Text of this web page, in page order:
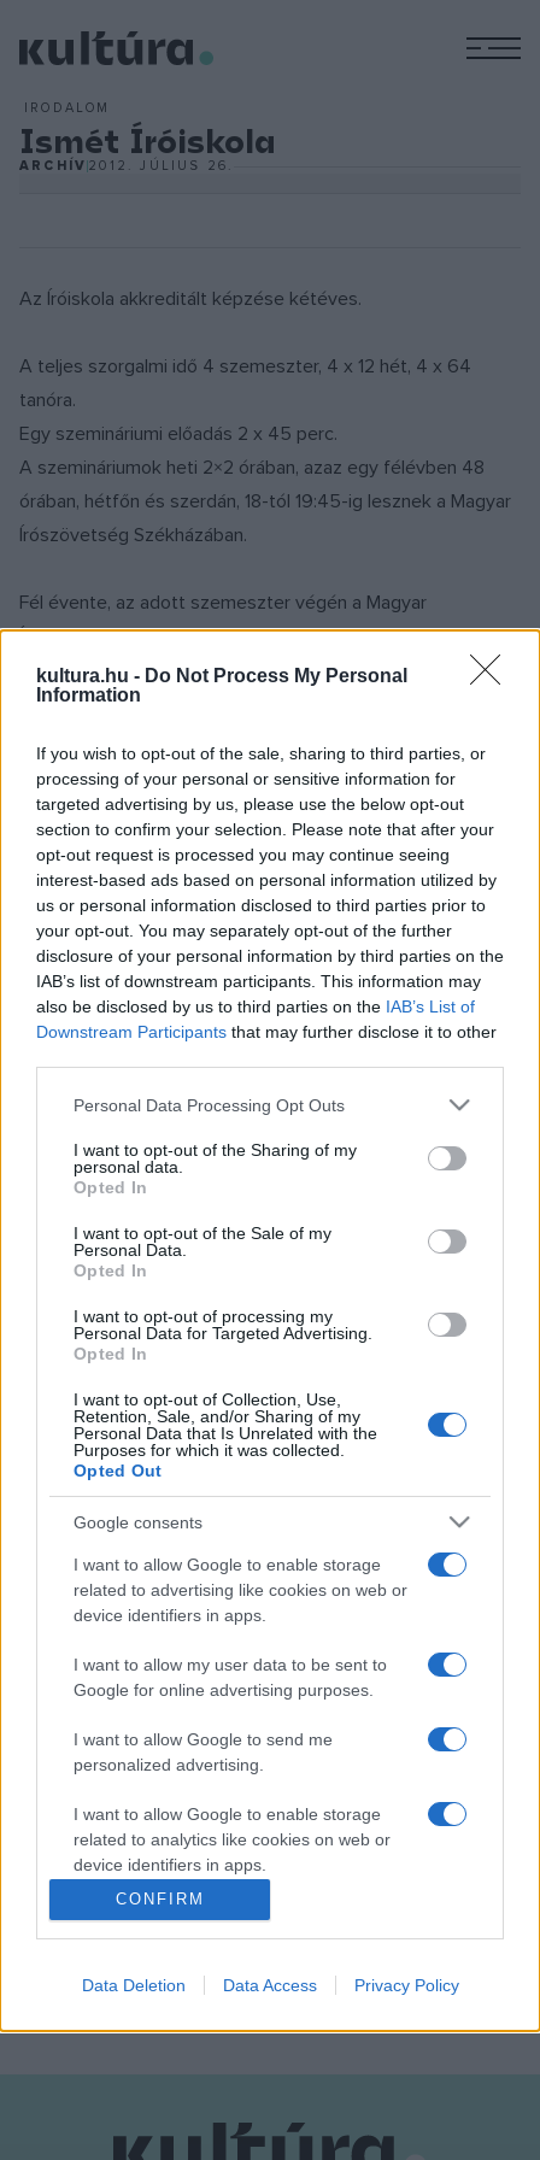
kultura.hu - Do Not Process My Personal
Information
If you wish to opt-out of the sale, sharing to third parties, or
processing of your personal or sensitive information for
targeted advertising by us, please use the below opt-out
section to confirm your selection. Please note that after your
opt-out request is processed you may continue seeing
interest-based ads based on personal information utilized by
us or personal information disclosed to third parties prior to
your opt-out. You may separately opt-out of the further
disclosure of your personal information by third parties on the
IAB’s list of downstream participants. This information may
also be disclosed by us to third parties on the IAB’s List of
Downstream Participants that may further disclose it to other
Please note that this website/app uses one or more Google
not limited to your visit or usage behaviour. You may click to
grant or deny consent to Google and its third-party tags to
use your data for below specified purposes in below Google
consent section.
Personal Data Processing Opt Outs
I want to opt-out of the Sharing of my
personal data.
Opted In
I want to opt-out of the Sale of my
Personal Data.
Opted In
I want to opt-out of processing my
Personal Data for Targeted Advertising.
Opted In
I want to opt-out of Collection, Use,
Retention, Sale, and/or Sharing of my
Personal Data that Is Unrelated with the
Purposes for which it was collected.
Opted Out
Google consents
I want to allow Google to enable storage
related to advertising like cookies on web or
device identifiers in apps.
I want to allow my user data to be sent to
Google for online advertising purposes.
I want to allow Google to send me
personalized advertising.
I want to allow Google to enable storage
related to analytics like cookies on web or
device identifiers in apps.
I want to allow Google to enable storage
related to functionality of the website or app.
I want to allow Google to enable storage
user protection.
CONFIRM
Data Deletion Data Access Privacy Policy
IRODALOM
Ismét Íróiskola
ARCHÍV2012. JÚLIUS 26.
Az Íróiskola akkreditált képzése kétéves.
A teljes szorgalmi idő 4 szemeszter, 4 x 12 hét, 4 x 64
tanóra.
Egy szemináriumi előadás 2 x 45 perc.
A szemináriumok heti 2×2 órában, azaz egy félévben 48
órában, hétfőn és szerdán, 18-tól 19:45-ig lesznek a Magyar
Írószövetség Székházában.
Fél évente, az adott szemeszter végén a Magyar
Írószövetség lehetőséget biztosít arra, hogy diákjaik
felolvasó est keretében bemutatkozhassanak közönség
előtt is a szervezet székházának klubtermében.
A képzés két szakon indul. Szépírói szakon az
írásgyakorlatotMezey Katalinheti 2 órában, az
irodalomismeretetErős Kingakéthetente 2 órában tartja.
A modern magyar irodalom szemináriumot ("Írók írókról")
szintén kéthetente 2 órában oktatják a Magyar
Írószövetség neves alkotói és irodalomtörténészei,
legutóbb példáulJókai Anna, Iancu Laura, Tornai József,
Vasy Géza.
Egy félévben négy szombat délelőtt (16 órában) neves
művészek és szakemberek adnak kitekintést a
társművészetekre. A múlt félévben előadást tartott többek
Dobai Péter, Kányádi Sándor, Kiss Benedek
Ugyanezen tárgyakat a második évfolyamon Mezey Katalin
(írásgyakorlat),Baán Tibor
Szentmártoni János (modern magyar irodalom) oktatják.
mindkét évfolyamnak szólnak.
Irodalom- és színházkritika szakon a diákok heti egy órában
irodalomismeretet hallgatnak a Szépírói szak
szemináriumvezetői és meghívott írók előadásain (?Írók
írókról?), heti egy órában pedig irodalom- és színházkritikát
Rózsássy Barbaraszemináriumvezetővel és rangos
színházkritikus stb.).
Egy félévben négy szombat délelőtt (16 órában) szerepel a
azok próbáinak és előadásainak látogatása, azokról kritikák
Információk és jelentkezés:iroiskola@iroszovetseg.hu
MEGOSZTÁS